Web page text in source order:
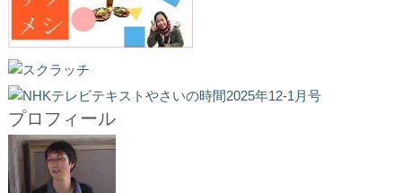
プロフィール